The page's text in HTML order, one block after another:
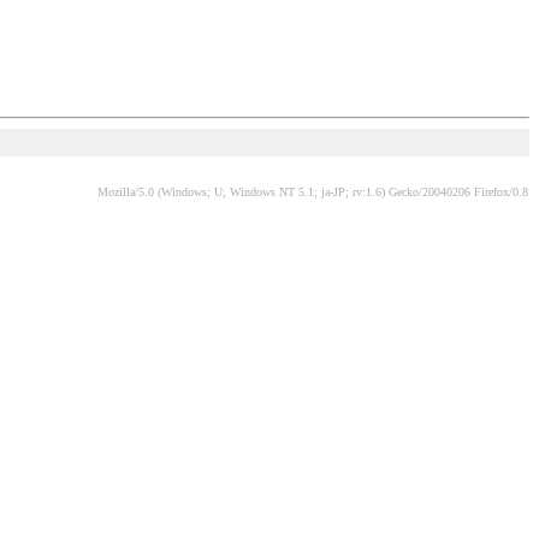
Mozilla/5.0 (Windows; U; Windows NT 5.1; ja-JP; rv:1.6) Gecko/20040206 Firefox/0.8